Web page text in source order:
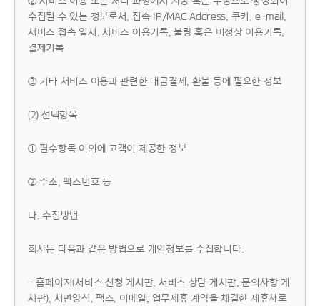
수집될 수 있는 정보로서, 접속 IP/MAC Address, 쿠키, e-mail,
서비스 접속 일시, 서비스 이용기록, 불량 혹은 비정상 이용기록,
결제기록
③ 기타 서비스 이용과 관련한 대금결제, 환불 등에 필요한 정보
(2) 선택항목
① 필수항목 이외에 고객이 제공한 정보
② 주소, 팩스번호 등
나. 수집방법
회사는 다음과 같은 방법으로 개인정보를 수집합니다.
- 홈페이지(서비스 신청 게시판, 서비스 상담 게시판, 문의사항 게
시판), 서면양식, 팩스, 이메일, 업무제휴 계약을 체결한 제휴사로